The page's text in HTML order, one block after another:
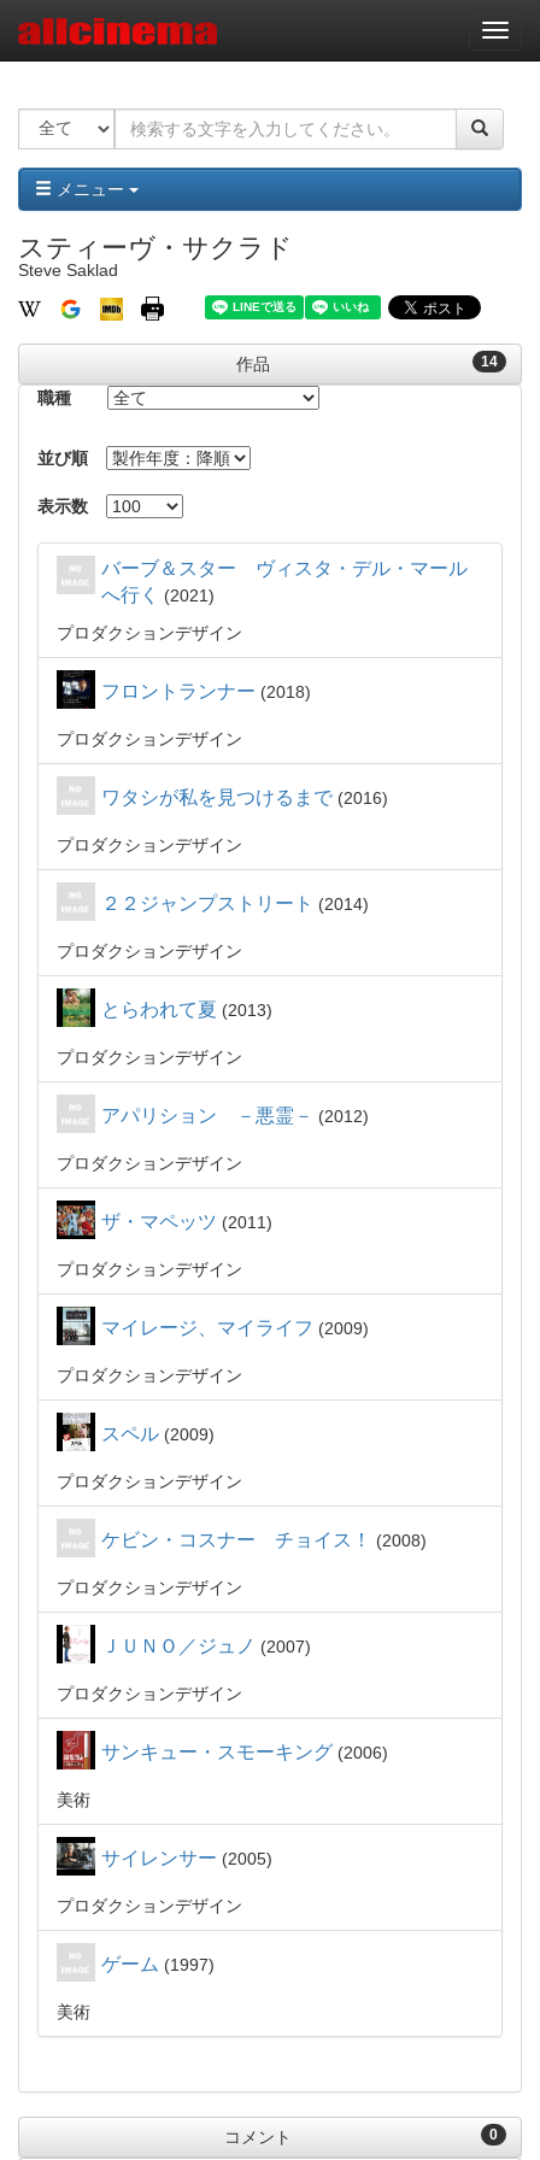
ナ
ビ
ー
ョ
ン
メニュー
スティーヴ・サクラド
Steve Saklad
14
作品
職種
並び順
表示数
バーブ＆スター ヴィスタ・デル・マール
へ行く
2021
プロダクションデザイン
フロントランナー 2018
プロダクションデザイン
ワタシが私を見つけるまで 2016
プロダクションデザイン
２２ジャンプストリート 2014
プロダクションデザイン
とらわれて夏 2013
プロダクションデザイン
アパリション －悪霊－ 2012
プロダクションデザイン
ザ・マペッツ 2011
プロダクションデザイン
マイレージ、マイライフ 2009
プロダクションデザイン
スペル 2009
プロダクションデザイン
ケビン・コスナー チョイス！ 2008
プロダクションデザイン
ＪＵＮＯ／ジュノ 2007
プロダクションデザイン
サンキュー・スモーキング 2006
美術
サイレンサー 2005
プロダクションデザイン
ゲーム 1997
美術
0
コメント